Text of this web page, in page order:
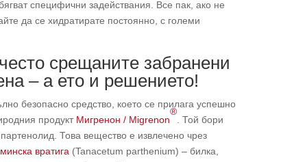
специфични задействания. Все пак, ако не
да се хидратирате постоянно, с големи
срещаните забранени
– а ето и решението!
безопасно средство, което се прилага успешно
продукт Мигренон / Migrenon
®
. Той бори
Това вещество е извлечено чрез
вратига (Tanacetum parthenium) – билка,